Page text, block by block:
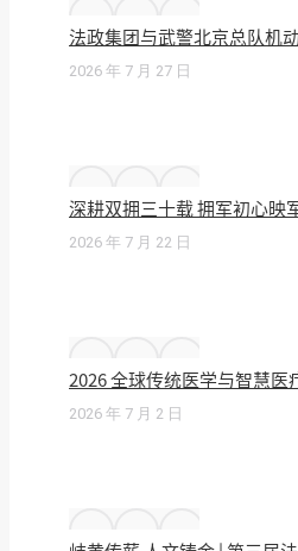
法政集团与武警北京总队机
2026 年 7 月 27 日
深耕双拥三十载 拥军初心映
2026 年 7 月 22 日
2026 全球传统医学与智慧
2026 年 7 月 2 日